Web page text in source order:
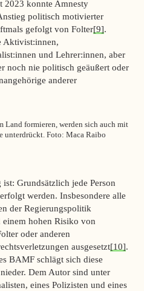
2023 konnte Amnesty
politisch motivierter
gefolgt von Folter[9].
Aktivist:innen,
und Lehrer:innen, aber
noch nie politisch geäußert oder
anderer
Land formieren, werden sich auch mit
unterdrückt. Foto: Maca Raibo
Grundsätzlich jede Person
werden. Insbesondere alle
der Regierungspolitik
hohen Risiko von
oder anderen
ausgesetzt[10].
BAMF schlägt sich diese
Dem Autor sind unter
eines Polizisten und eines